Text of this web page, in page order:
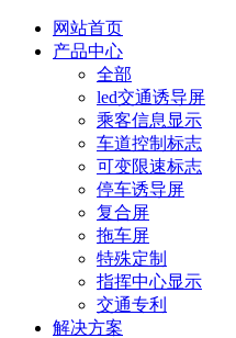
网站首页
产品中心
全部
led交通诱导屏
乘客信息显示
车道控制标志
可变限速标志
停车诱导屏
复合屏
拖车屏
特殊定制
指挥中心显示
交通专利
解决方案